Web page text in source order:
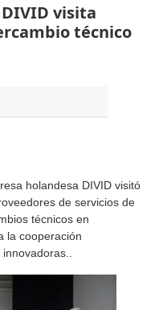
visita
técnico
holandesa DIVID visitó
de servicios de
técnicos en
la cooperación